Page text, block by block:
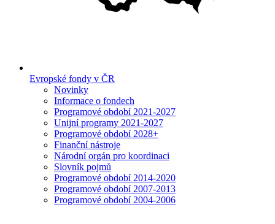
Evropské fondy v ČR
Novinky
Informace o fondech
Programové období 2021-2027
Unijní programy 2021-2027
Programové období 2028+
Finanční nástroje
Národní orgán pro koordinaci
Slovník pojmů
Programové období 2014-2020
Programové období 2007-2013
Programové období 2004-2006